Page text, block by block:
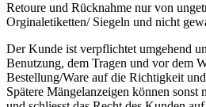
Retoure und Rücknahme nur von
Orginaletiketten/ Siegeln und nicht
Der Kunde ist verpflichtet umgehend
Benutzung, dem Tragen und vor dem
Bestellung/Ware auf die Richtigkeit
Spätere Mängelanzeigen können sonst